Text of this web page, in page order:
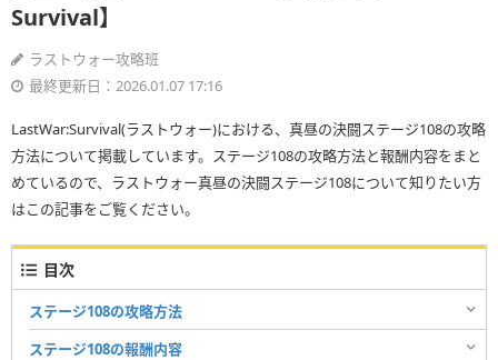
Survival】
ラストウォー攻略班
最終更新日：2026.01.07 17:16
LastWar:Survival(ラストウォー)における、真昼の決闘ステージ108の攻略
方法について掲載しています。ステージ108の攻略方法と報酬内容をまと
めているので、ラストウォー真昼の決闘ステージ108について知りたい方
はこの記事をご覧ください。
目次
ステージ108の攻略方法
ステージ108の報酬内容